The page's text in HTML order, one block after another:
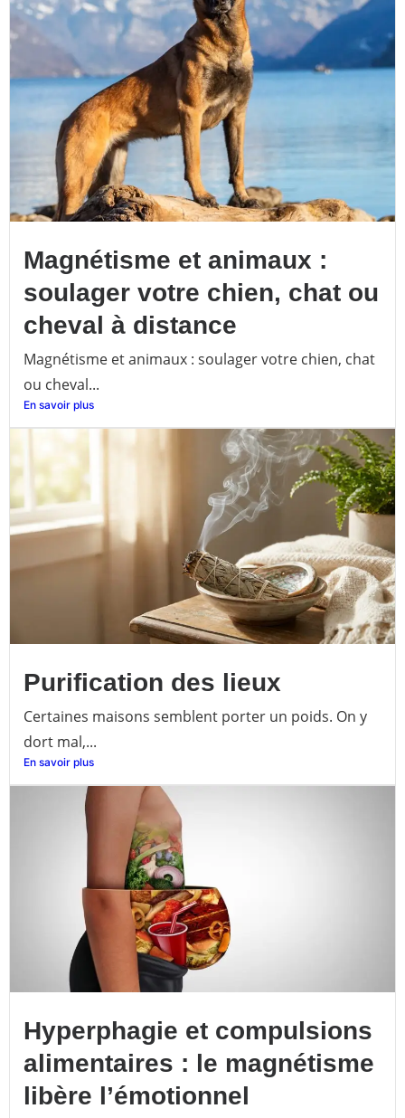
Magnétisme et animaux :
soulager votre chien, chat ou
cheval à distance
Magnétisme et animaux : soulager votre chien, chat
ou cheval...
En savoir plus
Purification des lieux
Certaines maisons semblent porter un poids. On y
dort mal,...
En savoir plus
Hyperphagie et compulsions
alimentaires : le magnétisme
libère l’émotionnel